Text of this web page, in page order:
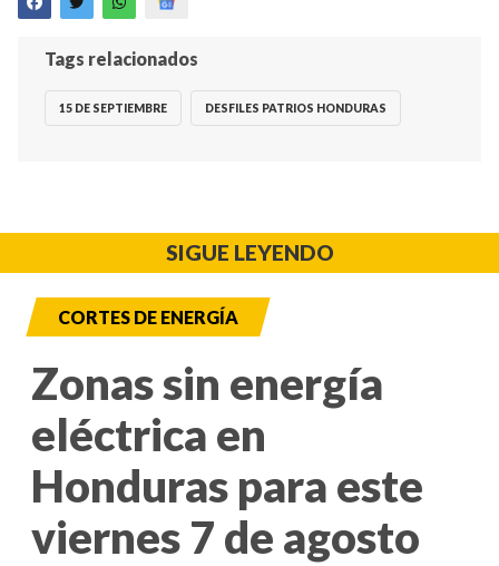
Tags relacionados
15 DE SEPTIEMBRE DESFILES PATRIOS HONDURAS
SIGUE LEYENDO
CORTES DE ENERGÍA
Zonas sin energía
eléctrica en
Honduras para este
viernes 7 de agosto